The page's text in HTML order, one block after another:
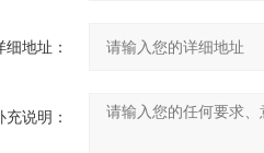
细地址：
充说明：